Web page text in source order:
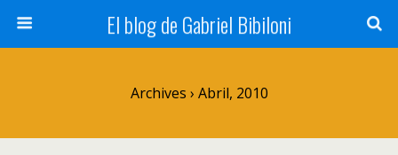
El blog de Gabriel Bibiloni
Archives › Abril, 2010